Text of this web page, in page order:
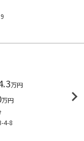
万円
万円
4-8